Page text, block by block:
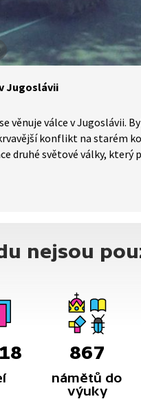
Jugoslávii
věnuje válce v Jugoslávii.
konflikt na starém
druhé světové války, který
nejsou
867
námětů do
výuky